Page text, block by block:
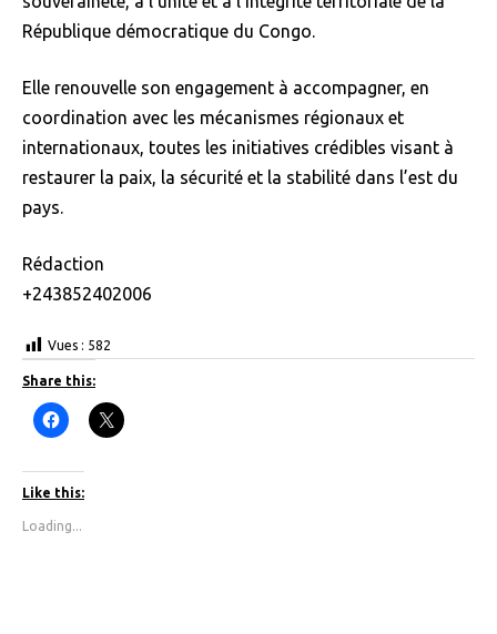
République démocratique du Congo.
Elle renouvelle son engagement à accompagner, en
coordination avec les mécanismes régionaux et
internationaux, toutes les initiatives crédibles visant à
restaurer la paix, la sécurité et la stabilité dans l’est du
pays.
Rédaction
+243852402006
Vues : 582
Share this:
C
l
k
t
o
h
C
l
Like this:
Loading...